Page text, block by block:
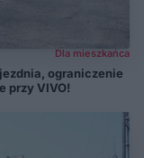
Dla mieszkańca
ograniczenie
przy VIVO!